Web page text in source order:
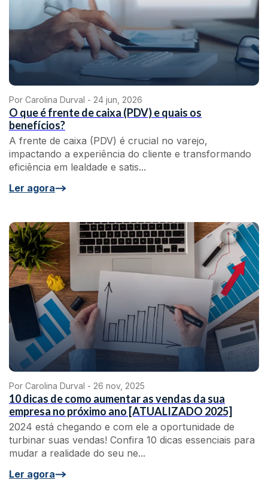
Por Carolina Durval - 24 jun, 2026
O que é frente de caixa (PDV) e quais os
benefícios?
A frente de caixa (PDV) é crucial no varejo,
impactando a experiência do cliente e transformando
eficiência em lealdade e satis...
Ler agora
Por Carolina Durval - 26 nov, 2025
10 dicas de como aumentar as vendas da sua
empresa no próximo ano [ATUALIZADO 2025]
2024 está chegando e com ele a oportunidade de
turbinar suas vendas! Confira 10 dicas essenciais para
mudar a realidade do seu ne...
Ler agora